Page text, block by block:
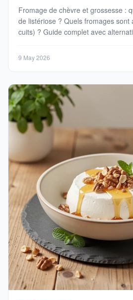
Fromage de chèvre et grossesse :
de listériose ? Quels fromages sont
cuits) ? Guide complet avec
9 May 2026